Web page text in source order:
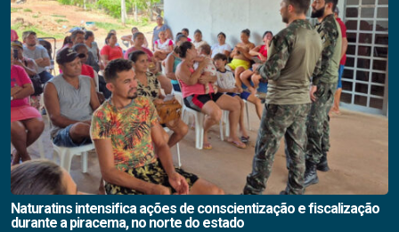
Naturatins intensifica ações de conscientização e fiscalização
durante a piracema, no norte do estado